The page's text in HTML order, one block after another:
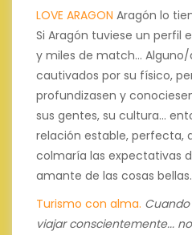
LOVE ARAGON Aragón lo
Si Aragón tuviese un perfil
y miles de match...
cautivados por su físico,
profundizasen y
sus gentes, su cultura...
relación estable, perfecta,
colmaría las expectativas
amante de las cosas bellas.
Turismo con alma.
viajar conscientemente...